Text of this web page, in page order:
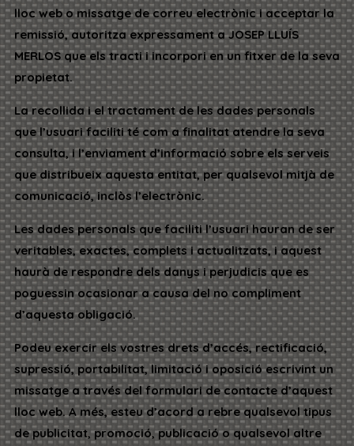
lloc web o missatge de correu electrònic i acceptar la
remissió, autoritza expressament a JOSEP LLUÍS
MERLOS que els tracti i incorpori en un fitxer de la seva
propietat.
La recollida i el tractament de les dades personals
que l’usuari faciliti té com a finalitat atendre la seva
consulta, i l’enviament d’informació sobre els serveis
que distribueix aquesta entitat, per qualsevol mitjà de
comunicació, inclòs l’electrònic.
Les dades personals que faciliti l’usuari hauran de ser
veritables, exactes, complets i actualitzats, i aquest
haurà de respondre dels danys i perjudicis que es
poguessin ocasionar a causa del no compliment
d’aquesta obligació.
Podeu exercir els vostres drets d’accés, rectificació,
supressió, portabilitat, limitació i oposició escrivint un
missatge a través del formulari de contacte d’aquest
lloc web. A més, esteu d’acord a rebre qualsevol tipus
de publicitat, promoció, publicació o qualsevol altre